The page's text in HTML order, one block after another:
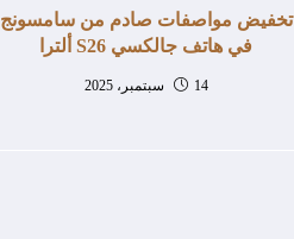
تخفيض مواصفات صادم من سامسونج
في هاتف جالكسي S26 ألترا
14 سبتمبر، 2025